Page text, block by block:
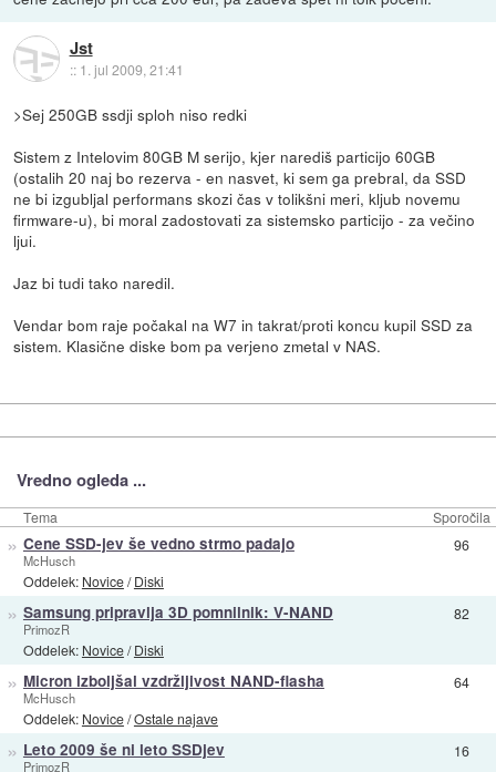
Jst
:: 1. jul 2009, 21:41
>Sej 250GB ssdji sploh niso redki
Sistem z Intelovim 80GB M serijo, kjer narediš particijo 60GB
(ostalih 20 naj bo rezerva - en nasvet, ki sem ga prebral, da SSD
ne bi izgubljal performans skozi čas v tolikšni meri, kljub novemu
firmware-u), bi moral zadostovati za sistemsko particijo - za večino
ljui.
Jaz bi tudi tako naredil.
Vendar bom raje počakal na W7 in takrat/proti koncu kupil SSD za
sistem. Klasične diske bom pa verjeno zmetal v NAS.
Vredno ogleda ...
Tema Sporočila
» Cene SSD-jev še vedno strmo padajo
McHusch
Oddelek: Novice/Diski
96
» Samsung pripravlja 3D pomnilnik: V-NAND
PrimozR
Oddelek: Novice/Diski
82
» Micron izboljšal vzdržljivost NAND-flasha
McHusch
Oddelek: Novice/Ostale najave
64
» Leto 2009 še ni leto SSDjev
PrimozR
16